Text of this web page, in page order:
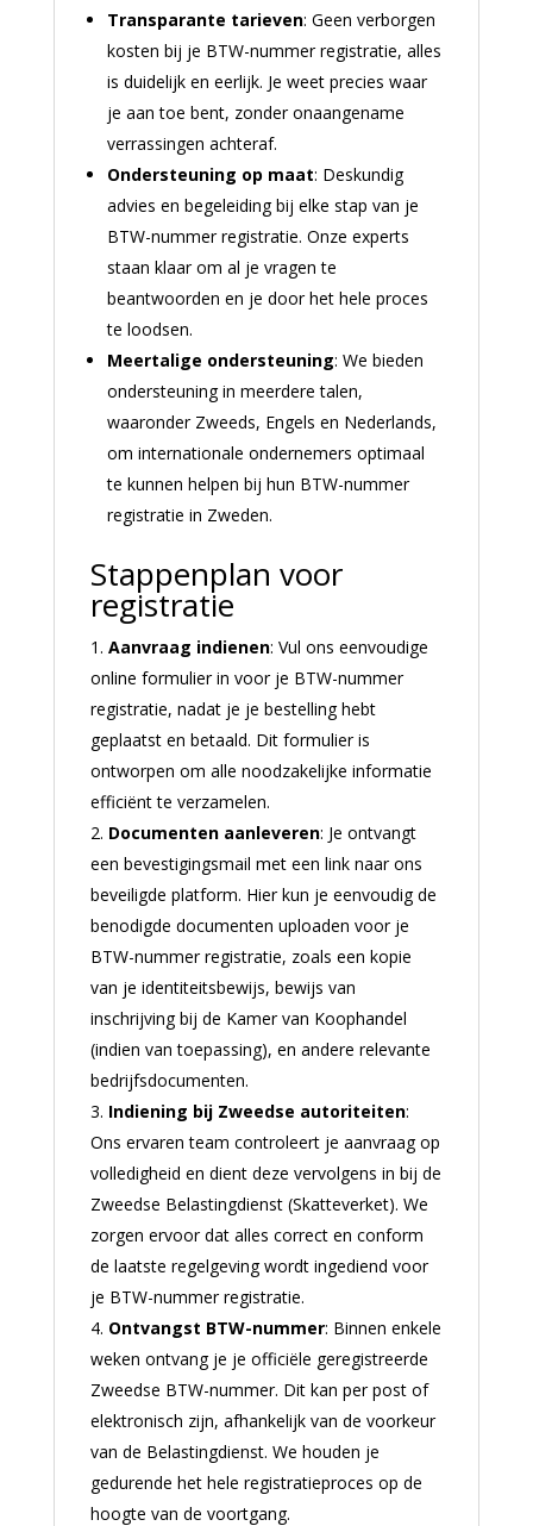
Transparante tarieven: Geen verborgen
kosten bij je BTW-nummer registratie, alles
is duidelijk en eerlijk. Je weet precies waar
je aan toe bent, zonder onaangename
verrassingen achteraf.
Ondersteuning op maat: Deskundig
advies en begeleiding bij elke stap van je
BTW-nummer registratie. Onze experts
staan klaar om al je vragen te
beantwoorden en je door het hele proces
te loodsen.
Meertalige ondersteuning: We bieden
ondersteuning in meerdere talen,
waaronder Zweeds, Engels en Nederlands,
om internationale ondernemers optimaal
te kunnen helpen bij hun BTW-nummer
registratie in Zweden.
Stappenplan voor
registratie
Aanvraag indienen: Vul ons eenvoudige
online formulier in voor je BTW-nummer
registratie, nadat je je bestelling hebt
geplaatst en betaald. Dit formulier is
ontworpen om alle noodzakelijke informatie
efficiënt te verzamelen.
Documenten aanleveren: Je ontvangt
een bevestigingsmail met een link naar ons
beveiligde platform. Hier kun je eenvoudig de
benodigde documenten uploaden voor je
BTW-nummer registratie, zoals een kopie
van je identiteitsbewijs, bewijs van
inschrijving bij de Kamer van Koophandel
(indien van toepassing), en andere relevante
bedrijfsdocumenten.
Indiening bij Zweedse autoriteiten:
Ons ervaren team controleert je aanvraag op
volledigheid en dient deze vervolgens in bij de
Zweedse Belastingdienst (Skatteverket). We
zorgen ervoor dat alles correct en conform
de laatste regelgeving wordt ingediend voor
je BTW-nummer registratie.
Ontvangst BTW-nummer: Binnen enkele
weken ontvang je je officiële geregistreerde
Zweedse BTW-nummer. Dit kan per post of
elektronisch zijn, afhankelijk van de voorkeur
van de Belastingdienst. We houden je
gedurende het hele registratieproces op de
hoogte van de voortgang.